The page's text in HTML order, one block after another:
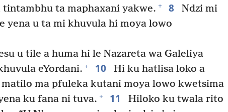
ta maphaxani yakwe. + 8
Ndzi mi
yena u ta mi khuvula hi moya lowo
u tile a huma hi le Nazareta wa Galeliya
eYordani. + 10
Hi ku hatlisa loko a
ma pfuleka kutani moya lowo kwetsima
ku fana ni tuva. + 11
Hiloko ku twala rito